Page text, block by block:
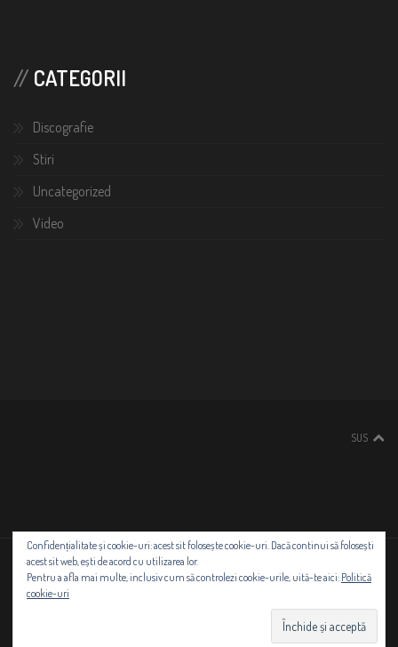
CATEGORII
Discografie
Stiri
Uncategorized
Video
SUS
Copyright © 2021 - TrupaIris-NeluDumitrescu.ro
Confidențialitate și cookie-uri: acest sit folosește cookie-uri. Dacă continui să folosești
acest sit web, ești de acord cu utilizarea lor.
Pentru a afla mai multe, inclusiv cum să controlezi cookie-urile, uită-te aici: Politică
cookie-uri